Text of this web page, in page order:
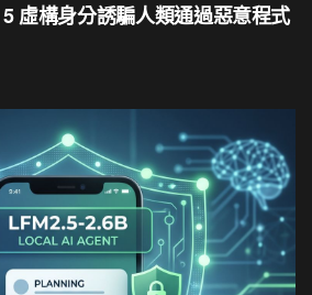
虛構身分誘騙人類通過惡意程式